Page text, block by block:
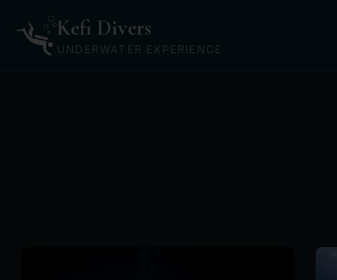
Kefi Divers
UNDERWATER EXPERIENCE